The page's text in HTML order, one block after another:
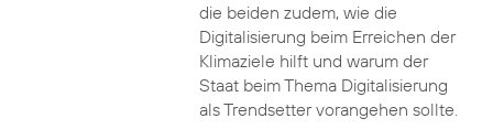
die beiden zudem, wie die
Digitalisierung beim Erreichen der
Klimaziele hilft und warum der
Staat beim Thema Digitalisierung
als Trendsetter vorangehen sollte.